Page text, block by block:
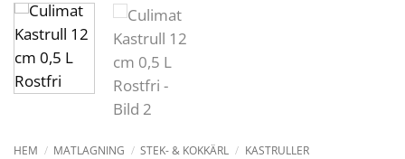
HEM / MATLAGNING / STEK- & KOKKÄRL / KASTRULLER